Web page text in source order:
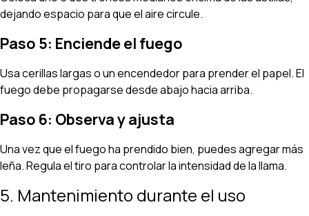
dejando espacio para que el aire circule.
Paso 5: Enciende el fuego
Usa cerillas largas o un encendedor para prender el papel. El
fuego debe propagarse desde abajo hacia arriba.
Paso 6: Observa y ajusta
Una vez que el fuego ha prendido bien, puedes agregar más
leña. Regula el tiro para controlar la intensidad de la llama.
5. Mantenimiento durante el uso